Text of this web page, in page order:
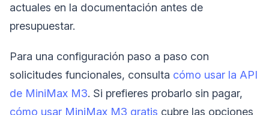
actuales en la documentación antes de
presupuestar.
Para una configuración paso a paso con
solicitudes funcionales, consulta cómo usar la API
de MiniMax M3. Si prefieres probarlo sin pagar,
cómo usar MiniMax M3 gratis cubre las opciones